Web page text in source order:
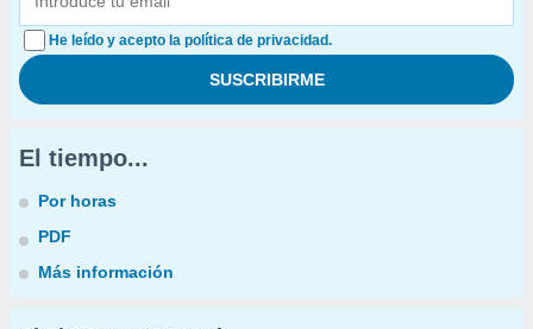
He leído y acepto la política de privacidad.
El tiempo...
Por horas
PDF
Más información